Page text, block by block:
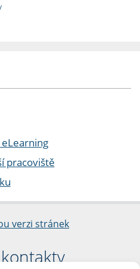
eLearning
pracoviště
verzi stránek